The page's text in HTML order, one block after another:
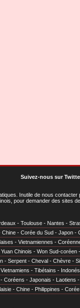
Suivez-nous sur
. Inutile de nous
pour demander des sites
- Toulouse - Nantes -
Chine - Corée du Sud - Japon -
- Vietnamiennes -
Yuan Chinois - Won Sud-coréen
- Serpent - Cheval - Chèvre -
Vietnamiens - Tibétains -
- Coréens - Japonais - Laotiens
- Chine - Philippines - Corée